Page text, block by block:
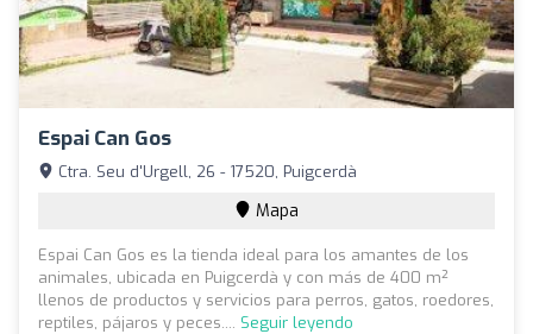
Espai Can Gos
Ctra. Seu d'Urgell, 26 - 17520, Puigcerdà
Mapa
Espai Can Gos es la tienda ideal para los amantes de los
animales, ubicada en Puigcerdà y con más de 400 m²
llenos de productos y servicios para perros, gatos, roedores,
reptiles, pájaros y peces.... Seguir leyendo